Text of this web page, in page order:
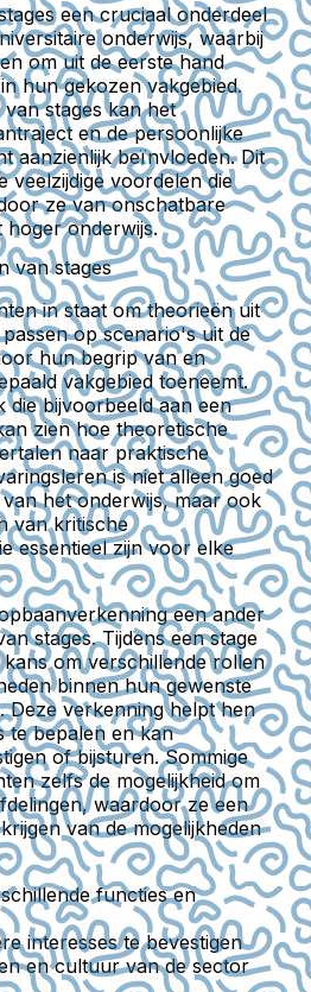
een cruciaal onderdeel
onderwijs, waarbij
om uit de eerste hand
hun gekozen vakgebied.
stages kan het
en de persoonlijke
aanzienlijk beïnvloeden. Dit
veelzijdige voordelen die
ze van onschatbare
onderwijs.
van stages
in staat om theorieën uit
op scenario's uit de
hun begrip van en
vakgebied toeneemt.
die bijvoorbeeld aan een
zien hoe theoretische
naar praktische
is niet alleen goed
het onderwijs, maar ook
van kritische
essentieel zijn voor elke
een ander
stages. Tijdens een stage
om verschillende rollen
binnen hun gewenste
Deze verkenning helpt hen
te bepalen en kan
of bijsturen. Sommige
zelfs de mogelijkheid om
waardoor ze een
van de mogelijkheden
functies en
interesses te bevestigen
en cultuur van de sector